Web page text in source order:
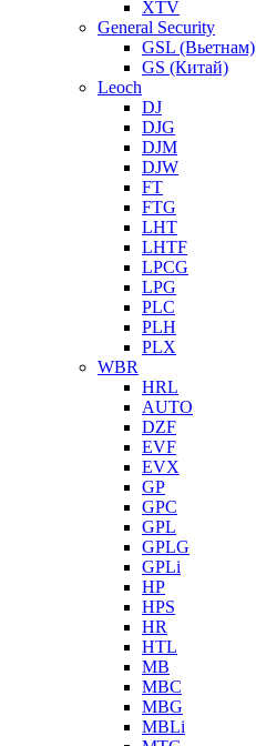
XTV
General Security
GSL (Вьетнам)
GS (Китай)
Leoch
DJ
DJG
DJM
DJW
FT
FTG
LHT
LHTF
LPCG
LPG
PLC
PLH
PLX
WBR
HRL
AUTO
DZF
EVF
EVX
GP
GPC
GPL
GPLG
GPLi
HP
HPS
HR
HTL
MB
MBC
MBG
MBLi